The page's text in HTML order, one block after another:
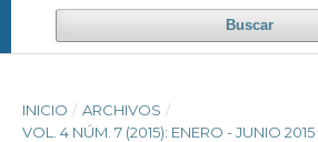
Buscar
INICIO / ARCHIVOS /
VOL. 4 NÚM. 7 (2015): ENERO - JUNIO 2015